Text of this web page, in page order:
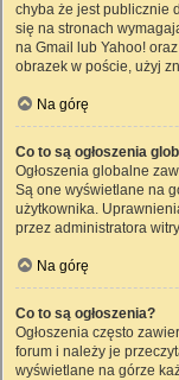
chyba że jest publicznie
się na stronach
na Gmail lub Yahoo!
obrazek w poście, użyj
Na górę
Co to są ogłoszenia
Ogłoszenia globalne
Są one wyświetlane na
użytkownika.
przez administratora
Na górę
Co to są ogłoszenia?
Ogłoszenia często
forum i należy je
wyświetlane na górze